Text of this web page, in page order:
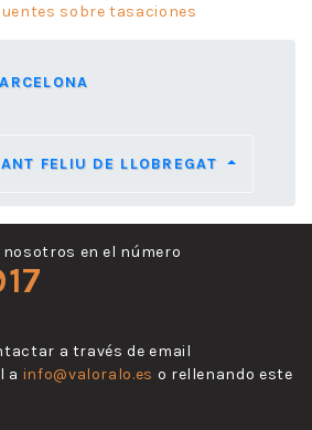
sobre tasaciones
FELIU DE LLOBREGAT
en el número
a través de email
a info@valoralo.es o rellenando este